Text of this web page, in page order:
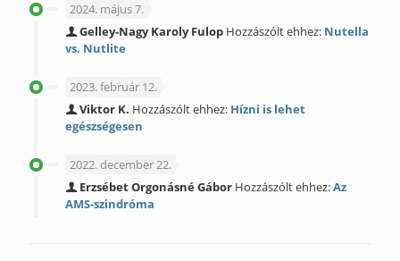
2024. május 7.
Gelley-Nagy Karoly Fulop Hozzászólt ehhez: Nutella
vs. Nutlite
2023. február 12.
Viktor K. Hozzászólt ehhez: Hízni is lehet
egészségesen
2022. december 22.
Erzsébet Orgonásné Gábor Hozzászólt ehhez:Az
AMS-szindróma